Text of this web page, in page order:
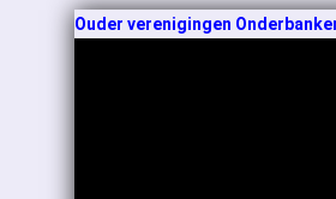
Ouder verenigingen